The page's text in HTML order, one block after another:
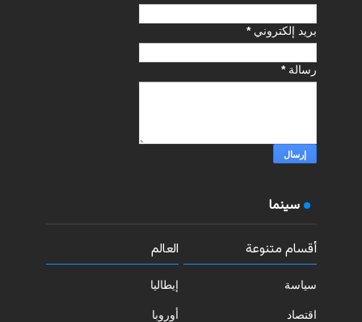
بريد إلكتروني*
رسالة*
سينما
أقسام متنوعة
سياسة
اقتصاد
العالم
إيطاليا
أوروبا